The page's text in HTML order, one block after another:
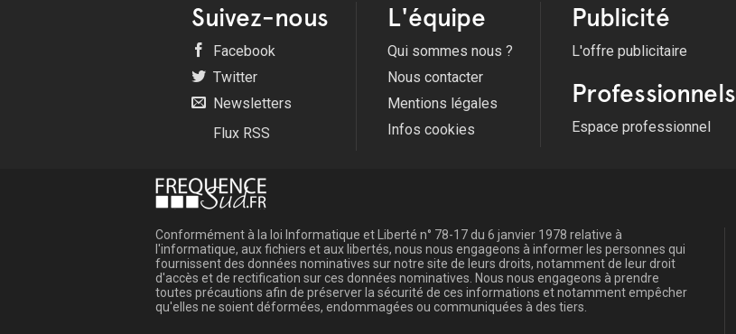
Suivez-nous
Facebook
Twitter
Newsletters
Flux RSS
L'équipe
Qui sommes nous ?
Nous contacter
Mentions légales
Infos cookies
Publicité
L'offre publicitaire
Professionnels
Espace professionnel
Conformément à la loi Informatique et Liberté n° 78-17 du 6 janvier 1978 relative à
l'informatique, aux fichiers et aux libertés, nous nous engageons à informer les personnes qui
fournissent des données nominatives sur notre site de leurs droits, notamment de leur droit
d'accès et de rectification sur ces données nominatives. Nous nous engageons à prendre
toutes précautions afin de préserver la sécurité de ces informations et notamment empêcher
qu'elles ne soient déformées, endommagées ou communiquées à des tiers.